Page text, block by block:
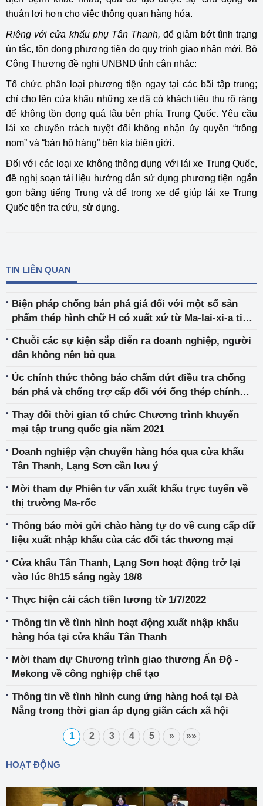
thuận lợi hơn cho việc thông quan hàng hóa.
Riêng với cửa khẩu phụ Tân Thanh,để giảm bớt tình trạng
ùn tắc, tồn đọng phương tiện do quy trình giao nhận mới, Bộ
Công Thương đề nghị UNBND tỉnh cân nhắc:
Tổ chức phân loại phương tiện ngay tại các bãi tập trung;
chỉ cho lên cửa khẩu những xe đã có khách tiêu thụ rõ ràng
để không tồn đọng quá lâu bên phía Trung Quốc. Yêu cầu
lái xe chuyên trách tuyệt đối không nhận ủy quyền “trông
nom” và “bán hộ hàng” bên kia biên giới.
Đối với các loại xe không thông dụng với lái xe Trung Quốc,
đề nghị soạn tài liệu hướng dẫn sử dụng phương tiện ngắn
gọn bằng tiếng Trung và để trong xe để giúp lái xe Trung
Quốc tiện tra cứu, sử dụng.
TIN LIÊN QUAN
Biện pháp chống bán phá giá đối với một số sản
phẩm thép hình chữ H có xuất xứ từ Ma-lai-xi-a tiếp
Chuỗi các sự kiện sắp diễn ra doanh nghiệp, người
dân không nên bỏ qua
Úc chính thức thông báo chấm dứt điều tra chống
bán phá và chống trợ cấp đối với ống thép chính
Thay đổi thời gian tổ chức Chương trình khuyến
mại tập trung quốc gia năm 2021
Doanh nghiệp vận chuyển hàng hóa qua cửa khẩu
Tân Thanh, Lạng Sơn cần lưu ý
Mời tham dự Phiên tư vấn xuất khẩu trực tuyến về
thị trường Ma-rốc
Thông báo mời gửi chào hàng tự do về cung cấp dữ
liệu xuất nhập khẩu của các đối tác thương mại
Cửa khẩu Tân Thanh, Lạng Sơn hoạt động trở lại
vào lúc 8h15 sáng ngày 18/8
Thực hiện cải cách tiền lương từ 1/7/2022
Thông tin về tình hình hoạt động xuất nhập khẩu
hàng hóa tại cửa khẩu Tân Thanh
Mời tham dự Chương trình giao thương Ấn Độ -
Mekong về công nghiệp chế tạo
Thông tin về tình hình cung ứng hàng hoá tại Đà
Nẵng trong thời gian áp dụng giãn cách xã hội
1 2 3 4 5 » »»
HOẠT ĐỘNG